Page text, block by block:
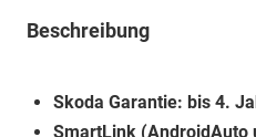
Beschreibung
Skoda Garantie: bis 4.
SmartLink (AndroidAuto